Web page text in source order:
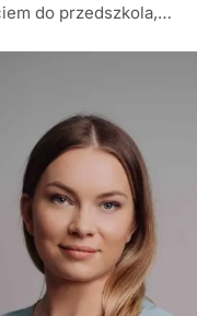
do przedszkola,…